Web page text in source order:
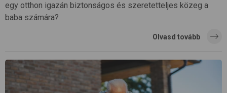
egy otthon igazán biztonságos és szeretetteljes közeg a
baba számára?
Olvasd tovább